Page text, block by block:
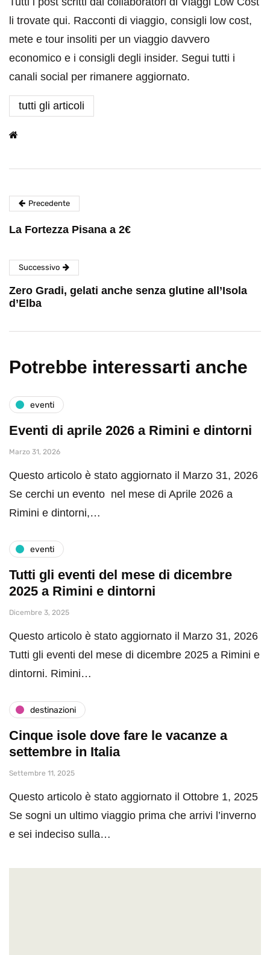
li trovate qui. Racconti di viaggio, consigli low cost,
mete e tour insoliti per un viaggio davvero
economico e i consigli degli insider. Segui tutti i
canali social per rimanere aggiornato.
tutti gli articoli
Precedente
La Fortezza Pisana a 2€
Successivo
Zero Gradi, gelati anche senza glutine all’Isola
d’Elba
Potrebbe interessarti anche
eventi
Eventi di aprile 2026 a Rimini e dintorni
Marzo 31, 2026
Questo articolo è stato aggiornato il Marzo 31, 2026
Se cerchi un evento nel mese di Aprile 2026 a
Rimini e dintorni,…
eventi
Tutti gli eventi del mese di dicembre
2025 a Rimini e dintorni
Dicembre 3, 2025
Questo articolo è stato aggiornato il Marzo 31, 2026
Tutti gli eventi del mese di dicembre 2025 a Rimini e
dintorni. Rimini…
destinazioni
Cinque isole dove fare le vacanze a
settembre in Italia
Settembre 11, 2025
Questo articolo è stato aggiornato il Ottobre 1, 2025
Se sogni un ultimo viaggio prima che arrivi l’inverno
e sei indeciso sulla…